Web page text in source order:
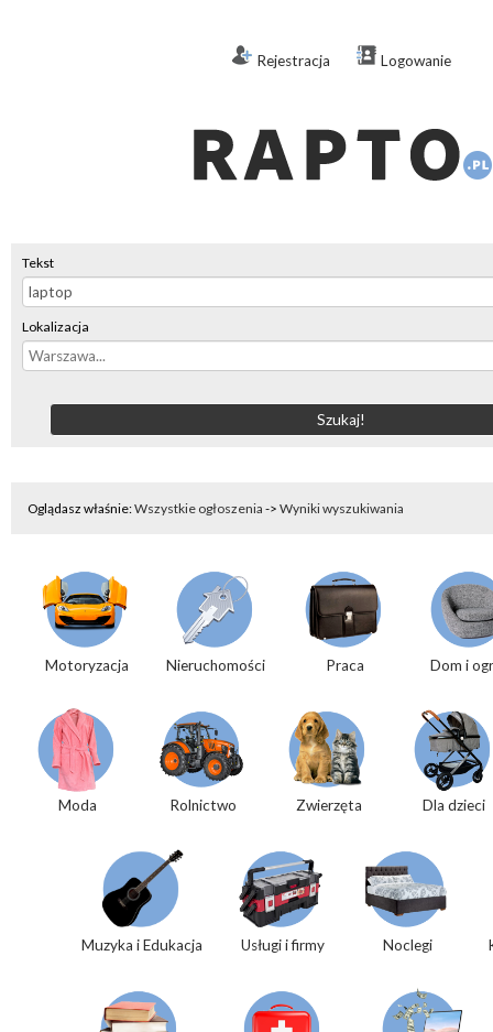
Rejestracja Logowanie
Tekst
Lokalizacja
Oglądasz właśnie:Wszystkie ogłoszenia -> Wyniki wyszukiwania
Motoryzacja Nieruchomości Praca Dom i
Moda Rolnictwo Zwierzęta Dla dzieci
Muzyka i Edukacja Usługi i firmy Noclegi